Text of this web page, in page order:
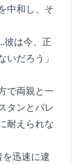
中和し、そ
彼は今、正
だろう」
で両親と一
タンとパレ
耐えられな
迅速に逮